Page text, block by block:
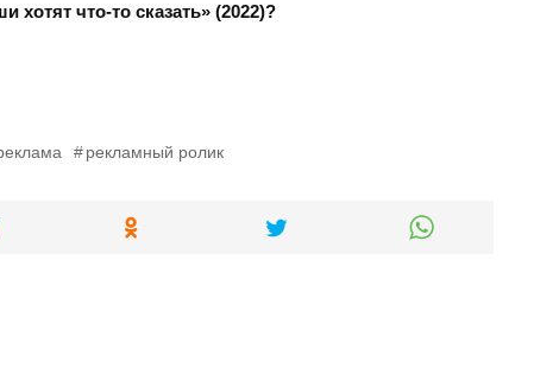
хотят что-то сказать» (2022)?
рекламный ролик